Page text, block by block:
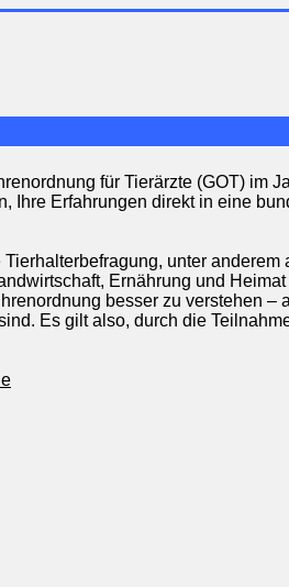
für Tierärzte (GOT) im
Ihre Erfahrungen direkt in eine
unter anderem
Ernährung und
besser zu verstehen –
Es gilt also, durch die